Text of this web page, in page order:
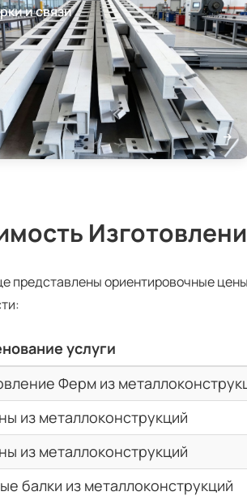
и связи
представлены ориентировочные
услуги
Ферм из
из металлоконструкций
из металлоконструкций
балки из металлоконструкций